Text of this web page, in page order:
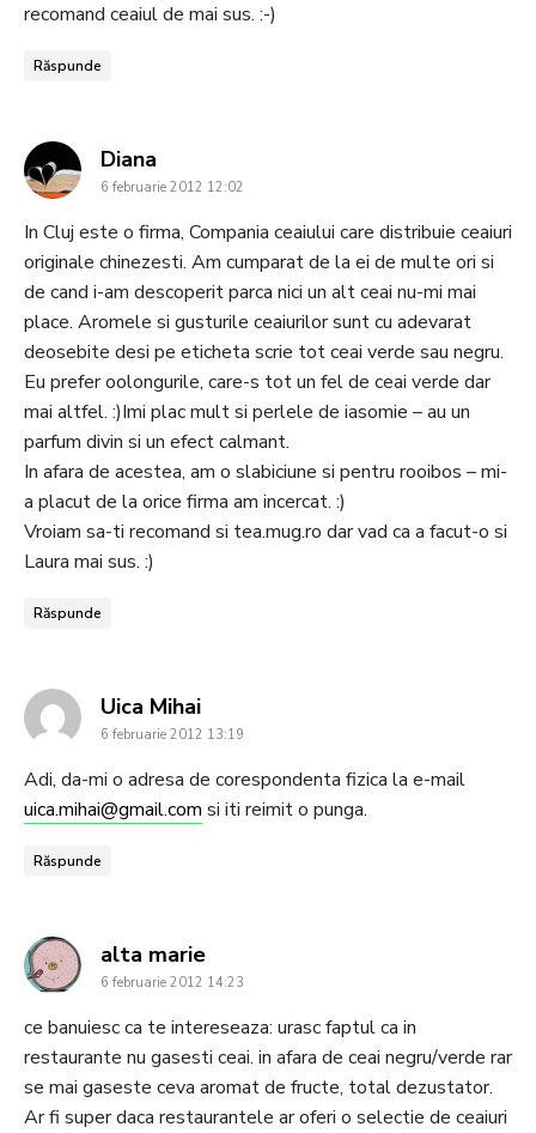
recomand ceaiul de mai sus. :-)
Răspunde
Diana
6 februarie 2012 12:02
In Cluj este o firma, Compania ceaiului care distribuie ceaiuri
originale chinezesti. Am cumparat de la ei de multe ori si
de cand i-am descoperit parca nici un alt ceai nu-mi mai
place. Aromele si gusturile ceaiurilor sunt cu adevarat
deosebite desi pe eticheta scrie tot ceai verde sau negru.
Eu prefer oolongurile, care-s tot un fel de ceai verde dar
mai altfel. :)Imi plac mult si perlele de iasomie – au un
parfum divin si un efect calmant.
In afara de acestea, am o slabiciune si pentru rooibos – mi-
a placut de la orice firma am incercat. :)
Vroiam sa-ti recomand si tea.mug.ro dar vad ca a facut-o si
Laura mai sus. :)
Răspunde
Uica Mihaisays:
6 februarie 2012 13:19
Adi, da-mi o adresa de corespondenta fizica la e-mail
uica.mihai@gmail.com si iti reimit o punga.
Răspunde
alta mariesays:
6 februarie 2012 14:23
ce banuiesc ca te intereseaza: urasc faptul ca in
restaurante nu gasesti ceai. in afara de ceai negru/verde rar
se mai gaseste ceva aromat de fructe, total dezustator.
Ar fi super daca restaurantele ar oferi o selectie de ceaiuri